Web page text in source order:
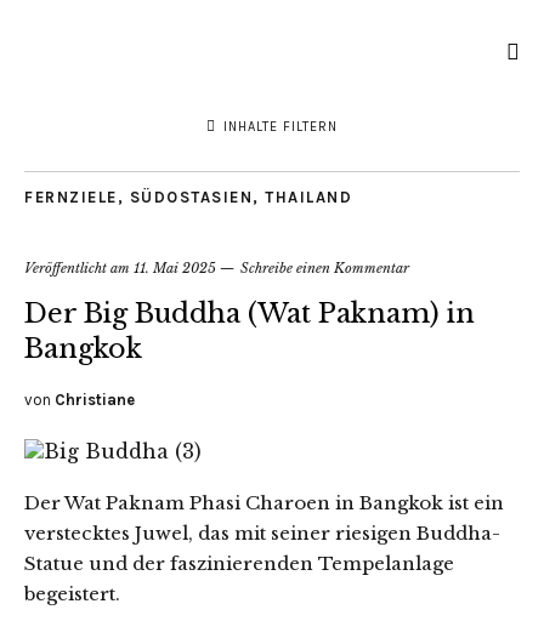
INHALTE FILTERN
FERNZIELE , SÜDOSTASIEN , THAILAND
Veröffentlicht am 11. Mai 2025 Schreibe einen Kommentar
Der Big Buddha (Wat Paknam) in
Bangkok
von Christiane
Der Wat Paknam Phasi Charoen in Bangkok ist ein
verstecktes Juwel, das mit seiner riesigen Buddha-
Statue und der faszinierenden Tempelanlage
begeistert.